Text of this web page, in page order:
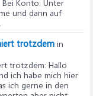
Konto: Unter
und dann auf
trotzdem in
trotzdem: Hallo
ich habe mich hier
ich gerne in den